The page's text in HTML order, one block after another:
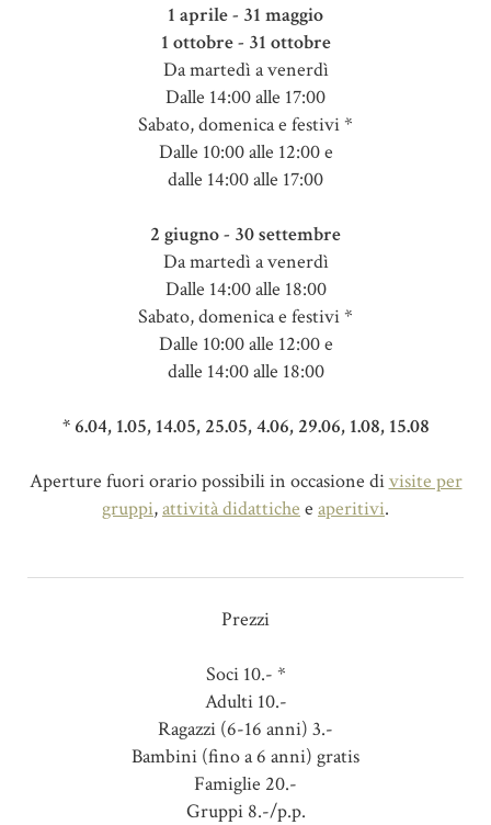
1 aprile - 31 maggio
1 ottobre - 31 ottobre
Da martedì a venerdì
Dalle 14:00 alle 17:00
Sabato, domenica e festivi *
Dalle 10:00 alle 12:00 e
dalle 14:00 alle 17:00
2 giugno - 30 settembre
Da martedì a venerdì
Dalle 14:00 alle 18:00
Sabato, domenica e festivi *
Dalle 10:00 alle 12:00 e
dalle 14:00 alle 18:00
* 6.04, 1.05, 14.05, 25.05, 4.06, 29.06, 1.08, 15.08
Aperture fuori orario possibili in occasione divisite per
gruppi,attività didattiche e aperitivi.
Prezzi
Soci 10.- *
Adulti 10.-
Ragazzi (6-16 anni) 3.-
Bambini (fino a 6 anni) gratis
Famiglie 20.-
Gruppi 8.-/p.p.